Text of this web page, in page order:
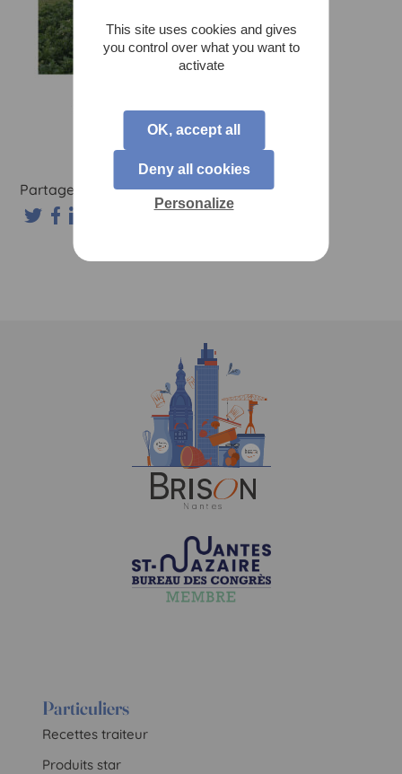
Partagez sur les réseaux sociaux :
Particuliers
Recettes traiteur
Produits star
This site uses cookies and gives
you control over what you want to
activate
OK, accept all
Deny all cookies
Personalize